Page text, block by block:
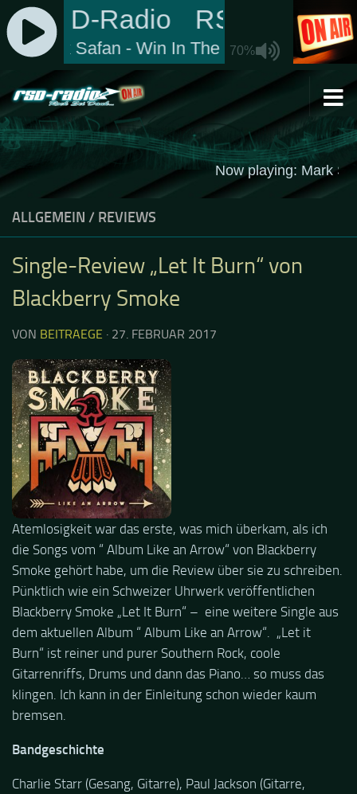
Zum Inhalt springen
ALLGEMEIN / REVIEWS
Single-Review „Let It Burn“ von
Blackberry Smoke
VON BEITRAEGE · 27. FEBRUAR 2017
Atemlosigkeit war das erste, was mich überkam, als ich
die Songs vom “ Album Like an Arrow“ von Blackberry
Smoke gehört habe, um die Review über sie zu schreiben.
Pünktlich wie ein Schweizer Uhrwerk veröffentlichen
Blackberry Smoke „Let It Burn“ – eine weitere Single aus
dem aktuellen Album “ Album Like an Arrow“. „Let it
Burn“ ist reiner und purer Southern Rock, coole
Gitarrenriffs, Drums und dann das Piano… so muss das
klingen. Ich kann in der Einleitung schon wieder kaum
bremsen.
Bandgeschichte
Charlie Starr (Gesang, Gitarre), Paul Jackson (Gitarre,